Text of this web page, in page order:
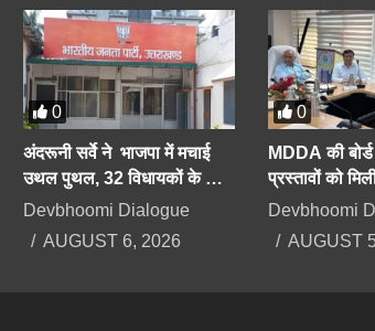
0
अंदरूनी सर्वे ने भाजपा में मचाई
उथल पुथल, 32 विधायकों के कट
सकते हैं टिकट, सीएम को भी सेफ
Devbhoomi Dialogue
AUGUST 6, 2026
0
MDDA की
प्रस्तावों को
पूलिंग, पर्यटन,
Devbhoomi
AUGUST